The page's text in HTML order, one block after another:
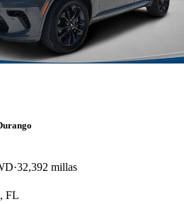
32,392 millas
FL